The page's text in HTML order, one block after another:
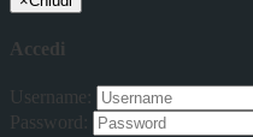
Accedi
Username:
Password: